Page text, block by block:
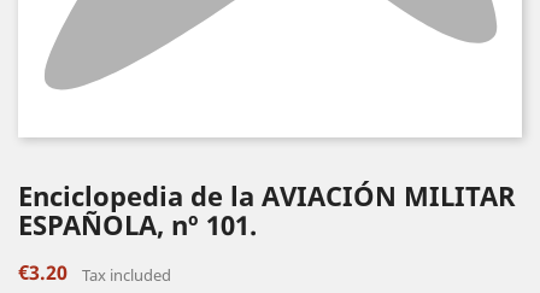
Enciclopedia de la AVIACIÓN MILITAR
ESPAÑOLA, nº 101.
€3.20 Tax included